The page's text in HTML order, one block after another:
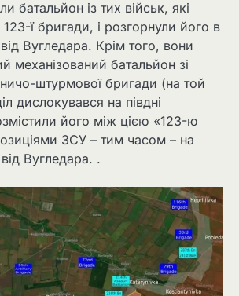
батальйон із тих військ, які
ї бригади, і розгорнули його в
Вугледара. Крім того, вони
механізований батальйон зі
штурмової бригади (на той
дислокувався на півдні
його між цією «123-ю
ЗСУ – тим часом – на
від Вугледара. .